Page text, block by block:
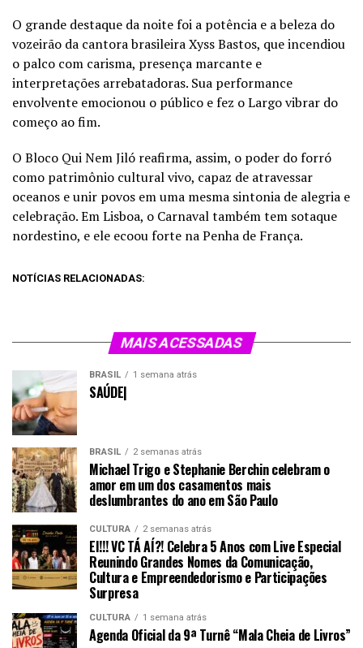
O grande destaque da noite foi a potência e a beleza do
vozeirão da cantora brasileira Xyss Bastos, que incendiou
o palco com carisma, presença marcante e
interpretações arrebatadoras. Sua performance
envolvente emocionou o público e fez o Largo vibrar do
começo ao fim.
O Bloco Qui Nem Jiló reafirma, assim, o poder do forró
como patrimônio cultural vivo, capaz de atravessar
oceanos e unir povos em uma mesma sintonia de alegria e
celebração. Em Lisboa, o Carnaval também tem sotaque
nordestino, e ele ecoou forte na Penha de França.
NOTÍCIAS RELACIONADAS:
MAIS ACESSADAS
BRASIL 1 semana atrás
SAÚDE|
BRASIL 2 semanas atrás
Michael Trigo e Stephanie Berchin celebram o
amor em um dos casamentos mais
deslumbrantes do ano em São Paulo
CULTURA 2 semanas atrás
EI!!! VC TÁ AÍ?! Celebra 5 Anos com Live Especial
Reunindo Grandes Nomes da Comunicação,
Cultura e Empreendedorismo e Participações
Surpresa
CULTURA 1 semana atrás
Agenda Oficial da 9ª Turnê “Mala Cheia de Livros”